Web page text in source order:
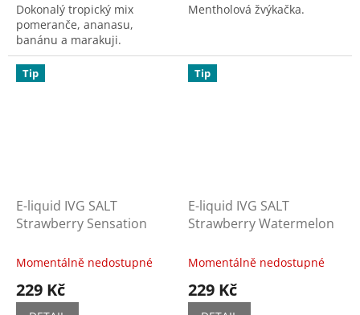
Dokonalý tropický mix
pomeranče, ananasu,
banánu a marakuji.
Mentholová žvýkačka.
Tip
E-liquid IVG SALT
Strawberry Sensation
Momentálně nedostupné
229 Kč
Tip
E-liquid IVG SALT
Strawberry Watermelon
Momentálně nedostupné
229 Kč